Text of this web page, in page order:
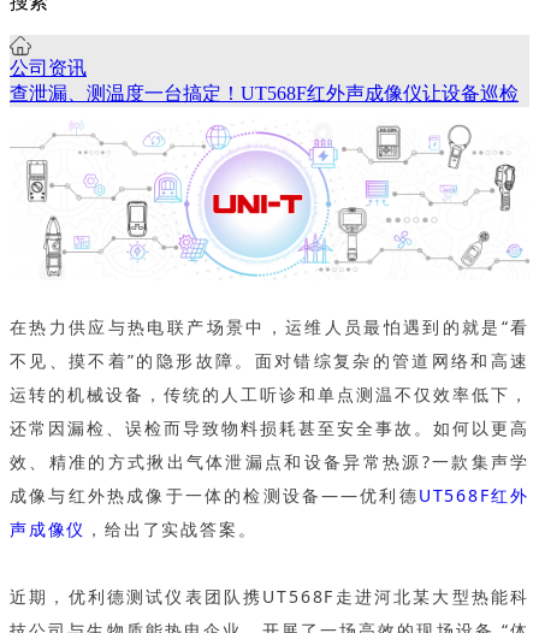
公司资讯
查泄漏、测温度一台搞定！UT568F红外声成像仪让设备巡检
在热力供应与热电联产场景中，运维人员最怕遇到的就是“看
不见、摸不着”的隐形故障。面对错综复杂的管道网络和高速
运转的机械设备，传统的人工听诊和单点测温不仅效率低下，
还常因漏检、误检而导致物料损耗甚至安全事故。如何以更高
效、精准的方式揪出气体泄漏点和设备异常热源?一款集声学
成像与红外热成像于一体的检测设备——优利德UT568F红外
声成像仪 ，给出了实战答案。
近期，优利德测试仪表团队携UT568F走进河北某大型热能科